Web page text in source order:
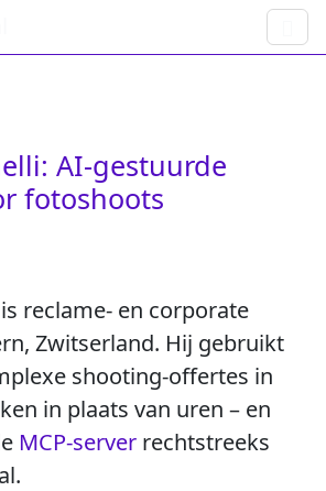
AI-gestuurde
fotoshoots
is reclame- en corporate
Zwitserland. Hij gebruikt
shooting-offertes in
in plaats van uren – en
MCP-server rechtstreeks